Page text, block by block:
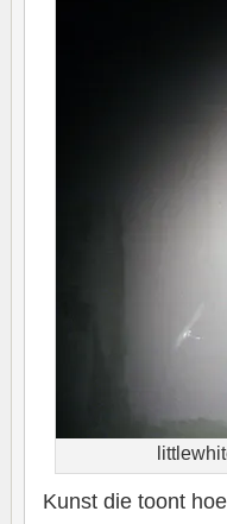
Kunst die toont